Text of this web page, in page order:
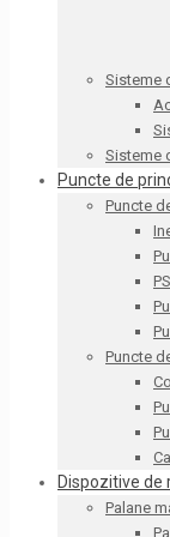
Sisteme
Sisteme
Puncte de
Puncte
Puncte
Dispozitive de
Palane